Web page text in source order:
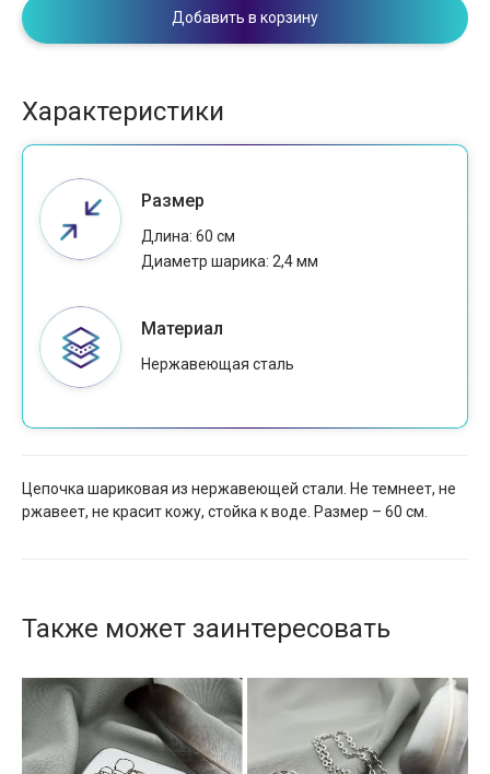
Добавить в корзину
Характеристики
Размер
Длина: 60 см
Диаметр шарика: 2,4 мм
Материал
Нержавеющая сталь
Цепочка шариковая из нержавеющей стали. Не темнеет, не
ржавеет, не красит кожу, стойка к воде. Размер – 60 см.
Также может заинтересовать